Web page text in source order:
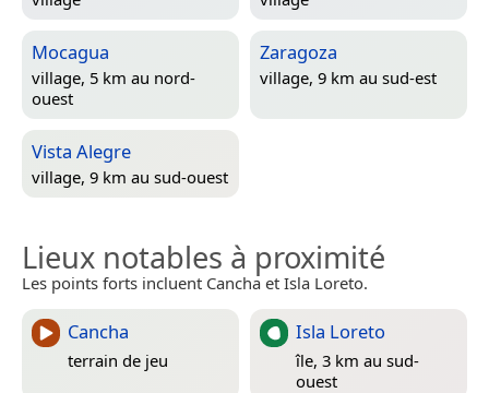
Mocagua
village, 5 km au nord-
ouest
Zaragoza
village, 9 km au sud-est
Vista Alegre
village, 9 km au sud-ouest
Lieux notables à proximité
Les points forts incluent Cancha et Isla Loreto.
Cancha
terrain de jeu
Isla Loreto
île, 3 km au sud-
ouest